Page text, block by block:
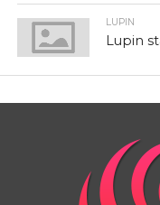
LUPIN
Lupin